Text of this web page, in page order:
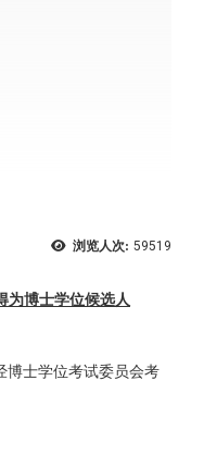
浏览人次: 59519
为博士学位候选人
士学位考试委员会考